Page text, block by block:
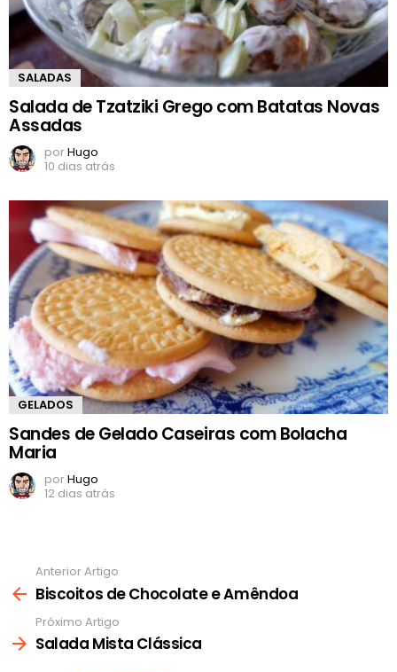
SALADAS
Salada de Tzatziki Grego com Batatas Novas
Assadas
porHugo
10 dias atrás
GELADOS
Sandes de Gelado Caseiras com Bolacha
Maria
porHugo
12 dias atrás
mais
Anterior Artigo
Biscoitos de Chocolate e Amêndoa
Próximo Artigo
Salada Mista Clássica